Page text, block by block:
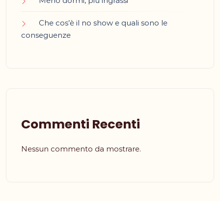
Che cos’è il no show e quali sono le
conseguenze
Commenti Recenti
Nessun commento da mostrare.